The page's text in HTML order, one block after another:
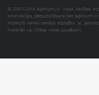
© 2007–2018 Iepirkumi.lv. Visas tiesības
Informācijas pārpublicēšana bez
Imperum nenes nekādu atbildību, ja,
materiāli vai citāda veida zaudējumi.